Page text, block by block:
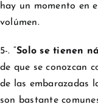
hay un momento en
volúmen.
5-. “Solo se tienen
de que se conozcan
de las embarazadas
son bastante